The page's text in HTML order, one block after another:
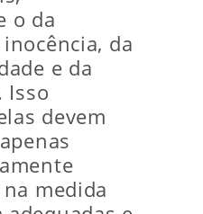
o da
da
e da
Isso
devem
medida